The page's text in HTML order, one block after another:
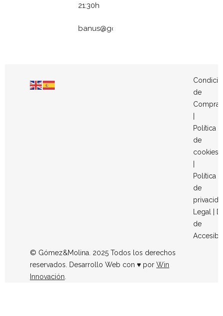
21:30h
banus@gomezymolina.com
de
Compra
Política
de
cookies
Política
de
Legal
de
© Gómez&Molina. 2025 Todos los derechos
reservados. Desarrollo Web con ♥ por Win
Innovación.